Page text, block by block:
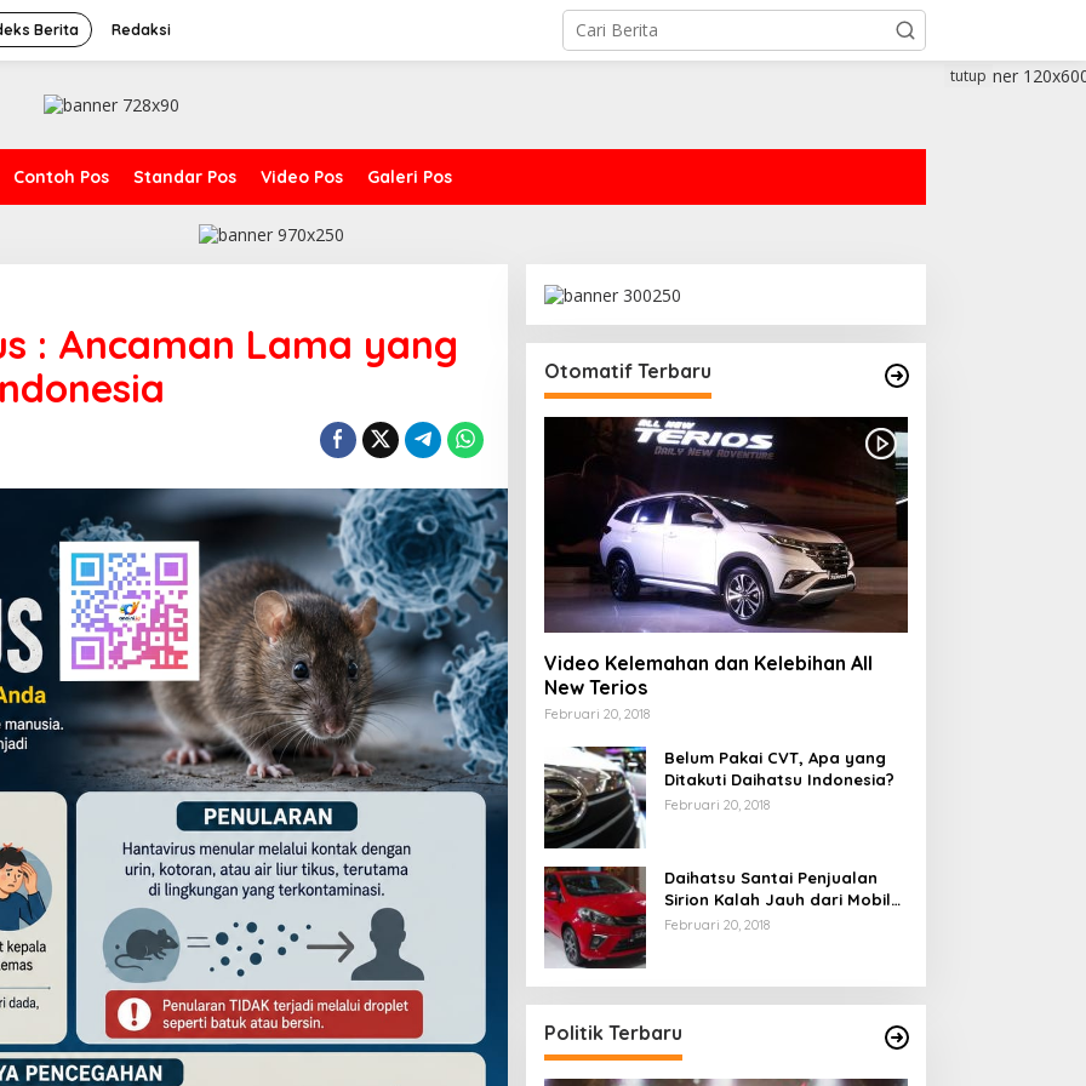
Berita Redaksi
Contoh Pos Standar Pos Video Pos Galeri Pos
tutup
: Ancaman Lama yang
Otomatif Terbaru
Video Kelemahan dan Kelebihan All
New Terios
Februari 20, 2018
Belum Pakai CVT, Apa yang
Ditakuti Daihatsu Indonesia?
Februari 20, 2018
Daihatsu Santai Penjualan
Sirion Kalah Jauh dari Mobil
LCGC
Februari 20, 2018
Politik Terbaru